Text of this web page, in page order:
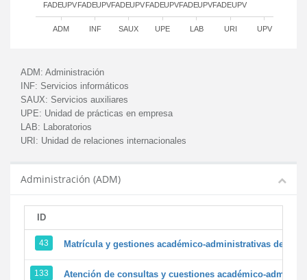
FADE FADE FADE FADE FADE FADE
UPV UPV UPV UPV UPV UPV
ADM INF SAUX UPE LAB URI UPV
ADM: Administración
INF: Servicios informáticos
SAUX: Servicios auxiliares
UPE: Unidad de prácticas en empresa
LAB: Laboratorios
URI: Unidad de relaciones internacionales
Administración (ADM)
ID
43 Matrícula y gestiones académico-administrativas de la
133 Atención de consultas y cuestiones académico-